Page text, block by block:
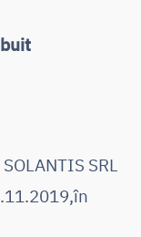
SRL